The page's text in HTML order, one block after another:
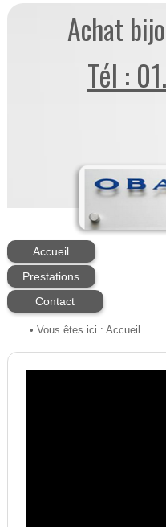
Achat
Tél :
Accueil
Prestations
Contact
• Vous êtes ici : Accueil